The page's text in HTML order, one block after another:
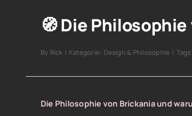
🧭 Die
By Rick | Kategorie: Design & Philosophie |
Die Philosophie von Brickania und